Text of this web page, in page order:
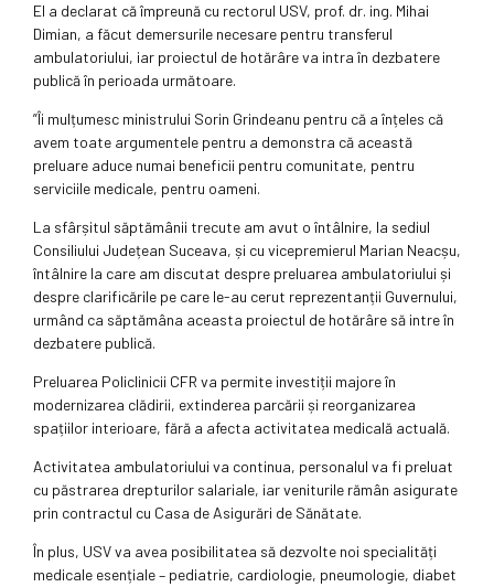
El a declarat că împreună cu rectorul USV, prof. dr. ing. Mihai
Dimian, a făcut demersurile necesare pentru transferul
ambulatoriului, iar proiectul de hotărâre va intra în dezbatere
publică în perioada următoare.
”Îi mulțumesc ministrului Sorin Grindeanu pentru că a înțeles că
avem toate argumentele pentru a demonstra că această
preluare aduce numai beneficii pentru comunitate, pentru
serviciile medicale, pentru oameni.
La sfârșitul săptămânii trecute am avut o întâlnire, la sediul
Consiliului Județean Suceava, și cu vicepremierul Marian Neacșu,
întâlnire la care am discutat despre preluarea ambulatoriului și
despre clarificările pe care le-au cerut reprezentanții Guvernului,
urmând ca săptămâna aceasta proiectul de hotărâre să intre în
dezbatere publică.
Preluarea Policlinicii CFR va permite investiții majore în
modernizarea clădirii, extinderea parcării și reorganizarea
spațiilor interioare, fără a afecta activitatea medicală actuală.
Activitatea ambulatoriului va continua, personalul va fi preluat
cu păstrarea drepturilor salariale, iar veniturile rămân asigurate
prin contractul cu Casa de Asigurări de Sănătate.
În plus, USV va avea posibilitatea să dezvolte noi specialități
medicale esențiale – pediatrie, cardiologie, pneumologie, diabet